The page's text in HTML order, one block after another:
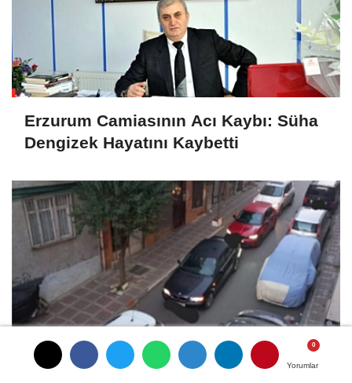
Yorumlar
Yorumlar
Erzurum Camiasının Acı Kaybı: Süha
Dengizek Hayatını Kaybetti